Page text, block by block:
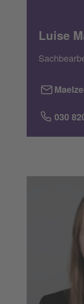
Luise
030